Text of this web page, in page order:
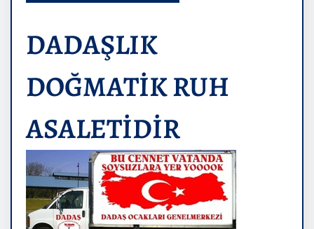
DADAŞLIK
DOĞMATİK RUH
ASALETİDİR